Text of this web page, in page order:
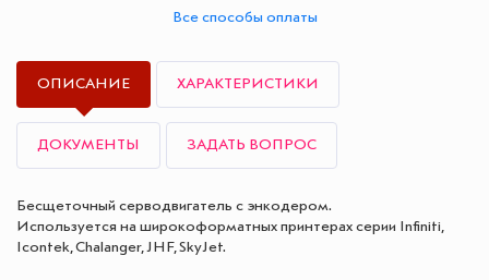
Все способы оплаты
ОПИСАНИЕ ХАРАКТЕРИСТИКИ
ДОКУМЕНТЫ ЗАДАТЬ ВОПРОС
Бесщеточный серводвигатель с энкодером.
Используется на широкоформатных принтерах серии Infiniti,
Icontek, Chalanger, JHF, SkyJet.